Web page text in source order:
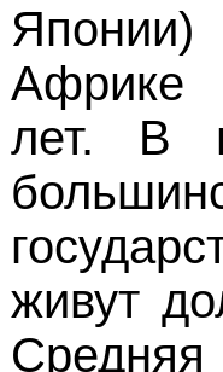
лет. В
живут